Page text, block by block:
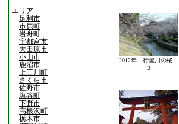
エリア
足利市
市貝町
岩舟町
宇都宮市
大田原市
小山市
鹿沼市
上三川町
さくら市
佐野市
塩谷町
下野市
高根沢町
栃木市
2012年 行屋川の桜
3